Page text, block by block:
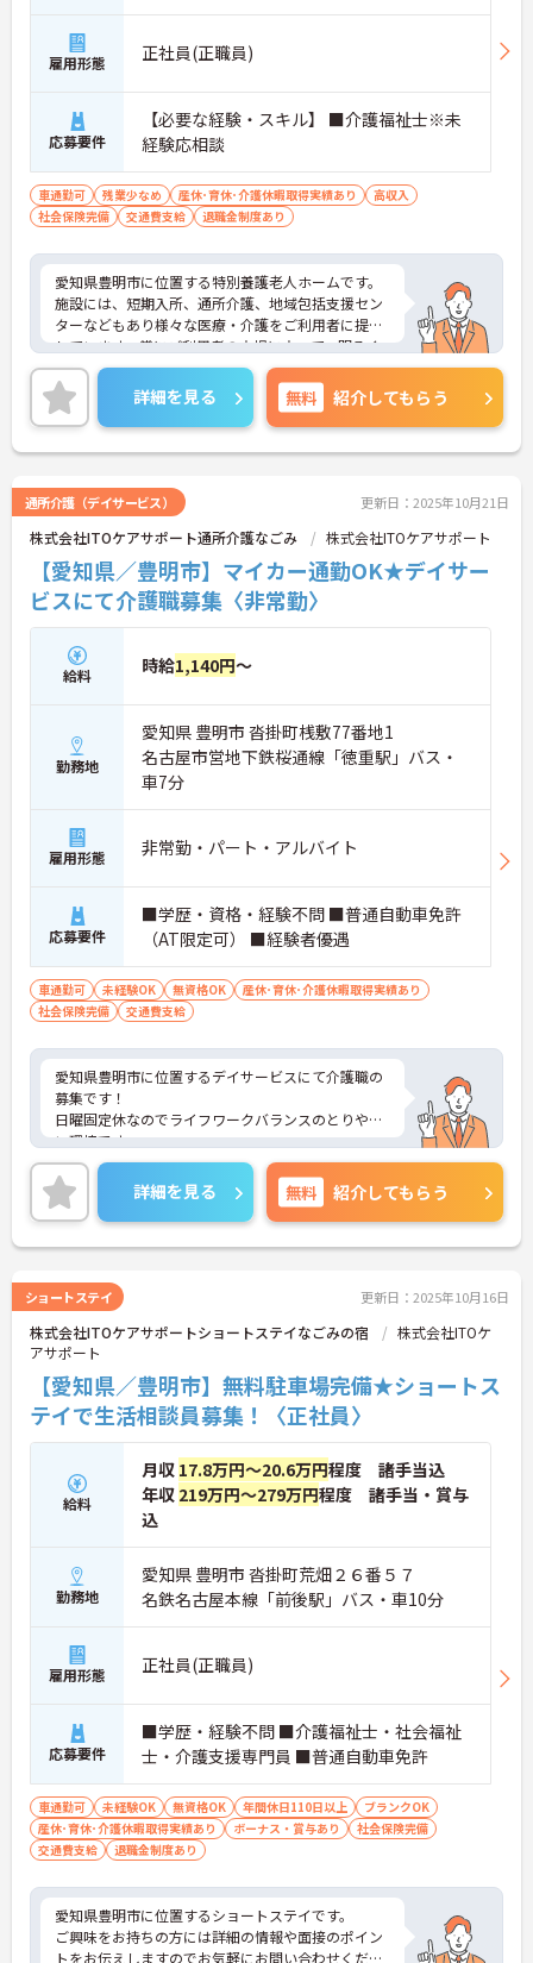
雇用形態 正社員(正職員)
応募要件
【必要な経験・スキル】 ■介護福祉士※未
経験応相談
車通勤可 残業少なめ 産休･育休･介護休暇取得実績あり
高収入
社会保険完備
交通費支給 退職金制度あり
愛知県豊明市に位置する特別養護老人ホームです。
施設には、短期入所、通所介護、地域包括支援セン
ターなどもあり様々な医療・介護をご利用者に提供
しています。常にご利用者の立場に立って、明るく
家庭的な雰囲気を大切にしている施設です。興味の
ある方は是非ご応募ください。
詳細を見る 無料 紹介してもらう
通所介護（デイサービス） 更新日：2025年10月21日
株式会社ITOケアサポート通所介護なごみ 株式会社ITOケアサポート
【愛知県／豊明市】マイカー通勤OK★デイサー
ビスにて介護職募集〈非常勤〉
給料 時給1,140円～
勤務地
愛知県 豊明市 沓掛町桟敷77番地1
名古屋市営地下鉄桜通線「徳重駅」バス・
車7分
雇用形態 非常勤・パート・アルバイト
応募要件
■学歴・資格・経験不問 ■普通自動車免許
（AT限定可） ■経験者優遇
車通勤可 未経験OK 無資格OK
産休･育休･介護休暇取得実績あり
社会保険完備
交通費支給
愛知県豊明市に位置するデイサービスにて介護職の
募集です！
日曜固定休なのでライフワークバランスのとりやす
い環境です。
週休2日制で、日曜他1日のお休みは希望日が出せま
す。お子様の学校行事などに合わせて平日のお休み
も取れるのは嬉しいですね。
ご興味をお持ちの方は、詳しい詳細をお伝えします
ので、お気軽にお問い合わせください。
詳細を見る 無料 紹介してもらう
ショートステイ 更新日：2025年10月16日
株式会社ITOケアサポートショートステイなごみの宿
株式会社ITOケ
アサポート
【愛知県／豊明市】無料駐車場完備★ショートス
テイで生活相談員募集！〈正社員〉
給料
月収 17.8万円～20.6万円程度 諸手当込
年収 219万円～279万円程度 諸手当・賞与
込
勤務地
愛知県 豊明市 沓掛町荒畑２６番５７
名鉄名古屋本線「前後駅」バス・車10分
雇用形態 正社員(正職員)
応募要件
■学歴・経験不問 ■介護福祉士・社会福祉
士・介護支援専門員 ■普通自動車免許
車通勤可 未経験OK 無資格OK 年間休日110日以上
ブランクOK
産休･育休･介護休暇取得実績あり
ボーナス・賞与あり
社会保険完備
交通費支給
退職金制度あり
愛知県豊明市に位置するショートステイです。
ご興味をお持ちの方には詳細の情報や面接のポイン
トをお伝えしますのでお気軽にお問い合わせくださ